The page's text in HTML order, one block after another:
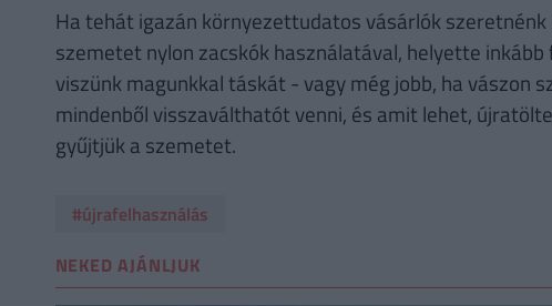
Ha tehát igazán környezettudatos vásárlók szeretnénk
szemetet nylon zacskók használatával, helyette
viszünk magunkkal táskát - vagy még jobb, ha vászon
mindenből visszaválthatót venni, és amit lehet,
gyűjtjük a szemetet.
#újrafelhasználás
NEKED AJÁNLJUK